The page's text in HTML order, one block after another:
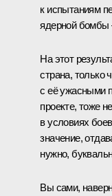
к испытаниям
ядерной бомбы
На этот
страна, только
с её ужасными
проекте, тоже
в условиях
значение,
нужно,
Вы сами,